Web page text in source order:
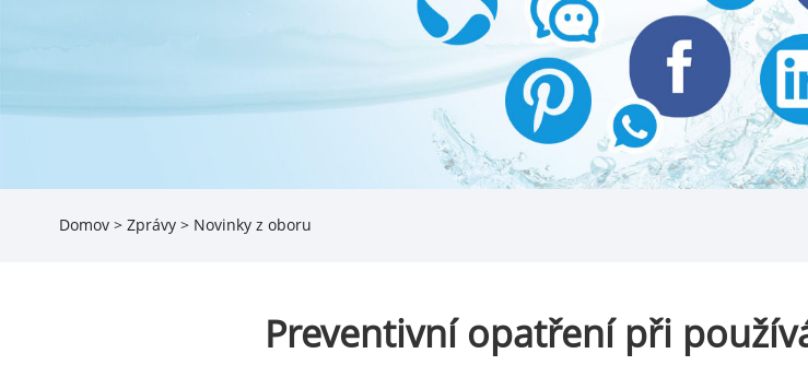
Domov > Zprávy> Novinky z oboru
Preventivní opatření při